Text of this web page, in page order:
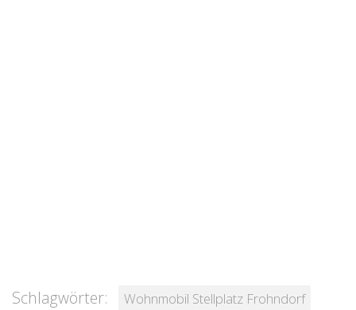
Schlagwörter:
Wohnmobil Stellplatz Frohndorf